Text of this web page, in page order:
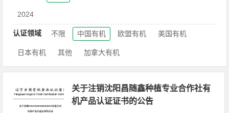
2024
认证领域 不限 中国有机 欧盟有机 美国有机
日本有机 其他 加拿大有机
关于注销沈阳昌随鑫种植专业合作社有
机产品认证证书的公告